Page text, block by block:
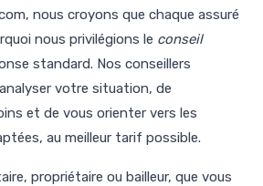
nous croyons que chaque assuré
nous privilégions le conseil
standard. Nos conseillers
votre situation, de
et de vous orienter vers les
au meilleur tarif possible.
propriétaire ou bailleur, que vous